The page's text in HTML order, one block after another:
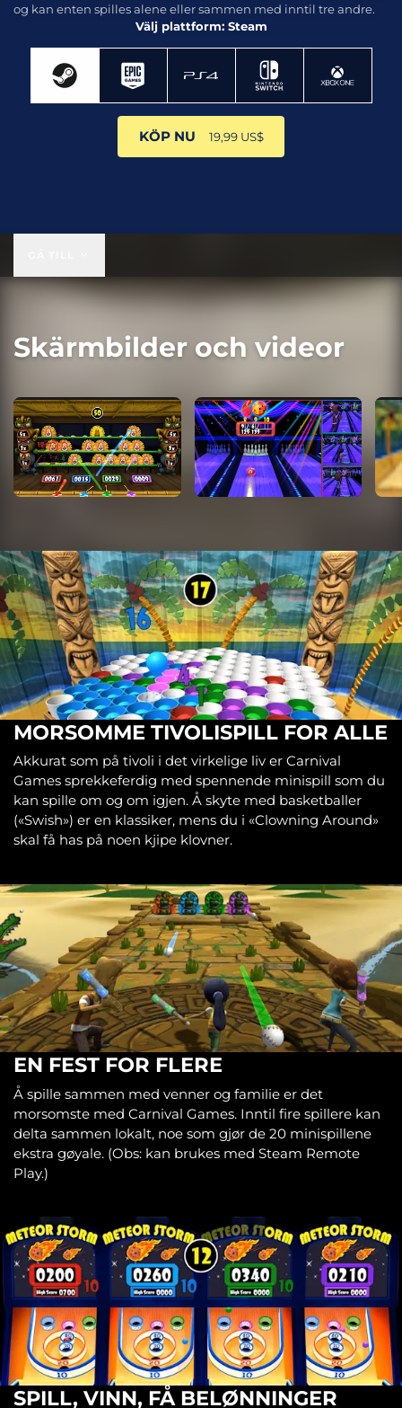
og kan enten spilles alene eller sammen med inntil tre andre.
Välj plattform: Steam
KÖP NU 19,99 US$
Skärmbilder och videor
MORSOMME TIVOLISPILL FOR ALLE
Akkurat som på tivoli i det virkelige liv er Carnival
Games sprekkeferdig med spennende minispill som du
kan spille om og om igjen. Å skyte med basketballer
(«Swish») er en klassiker, mens du i «Clowning Around»
skal få has på noen kjipe klovner.
EN FEST FOR FLERE
Å spille sammen med venner og familie er det
morsomste med Carnival Games. Inntil fire spillere kan
delta sammen lokalt, noe som gjør de 20 minispillene
ekstra gøyale. (Obs: kan brukes med Steam Remote
Play.)
SPILL, VINN, FÅ BELØNNINGER